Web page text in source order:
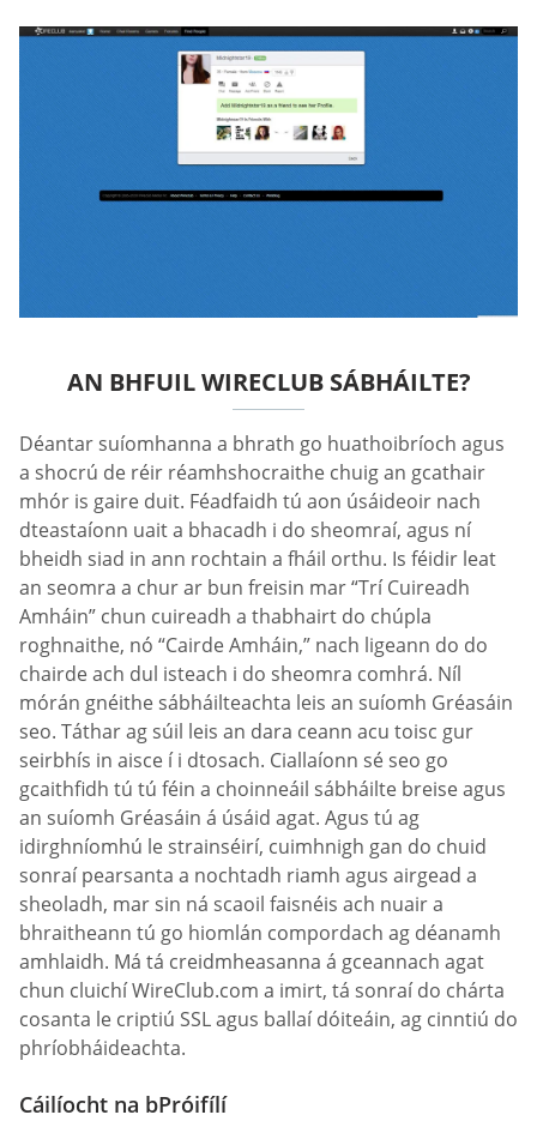
AN BHFUIL WIRECLUB SÁBHÁILTE?
Déantar suíomhanna a bhrath go huathoibríoch agus
a shocrú de réir réamhshocraithe chuig an gcathair
mhór is gaire duit. Féadfaidh tú aon úsáideoir nach
dteastaíonn uait a bhacadh i do sheomraí, agus ní
bheidh siad in ann rochtain a fháil orthu. Is féidir leat
an seomra a chur ar bun freisin mar “Trí Cuireadh
Amháin” chun cuireadh a thabhairt do chúpla
roghnaithe, nó “Cairde Amháin,” nach ligeann do do
chairde ach dul isteach i do sheomra comhrá. Níl
mórán gnéithe sábháilteachta leis an suíomh Gréasáin
seo. Táthar ag súil leis an dara ceann acu toisc gur
seirbhís in aisce í i dtosach. Ciallaíonn sé seo go
gcaithfidh tú tú féin a choinneáil sábháilte breise agus
an suíomh Gréasáin á úsáid agat. Agus tú ag
idirghníomhú le strainséirí, cuimhnigh gan do chuid
sonraí pearsanta a nochtadh riamh agus airgead a
sheoladh, mar sin ná scaoil faisnéis ach nuair a
bhraitheann tú go hiomlán compordach ag déanamh
amhlaidh. Má tá creidmheasanna á gceannach agat
chun cluichí WireClub.com a imirt, tá sonraí do chárta
cosanta le criptiú SSL agus ballaí dóiteáin, ag cinntiú do
phríobháideachta.
Cáilíocht na bPróifílí